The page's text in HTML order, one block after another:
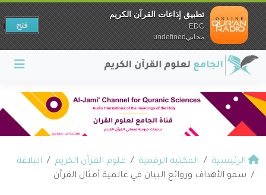
الرئيسية المكتبة الرقمية علوم القرآن الكريم
البلاغة
سمو الأهداف وروائع البيان في عالمية أمثال القرآن
تطبيق إذاعات القرآن الكريم
EDC
مجانيundefined
فتح